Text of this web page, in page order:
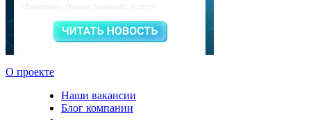
О проекте
Наши вакансии
Блог компании